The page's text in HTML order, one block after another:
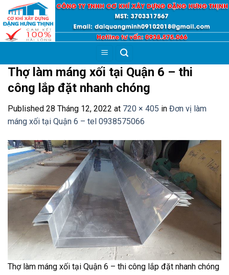
Skip
content
Thợ làm máng xối tại Quận 6 – thi
công lắp đặt nhanh chóng
Published 28 Tháng 12, 2022 at 720 × 405 in Đơn vị làm
máng xối tại Quận 6 – tel 0938575066
Thợ làm máng xối tại Quận 6 – thi công lắp đặt nhanh chóng